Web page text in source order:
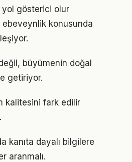
yol gösterici olur
ebeveynlik konusunda
büyümenin doğal
getiriyor.
kalitesini fark edilir
kanıta dayalı bilgilere
aranmalı.